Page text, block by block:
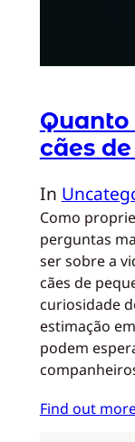
cães
In
Como
perguntas
ser sobre a
cães de
curiosidade
estimação
podem
Find out